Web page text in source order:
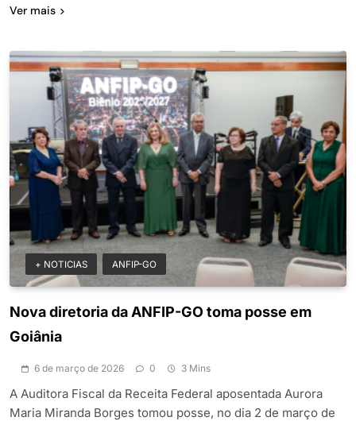
Ver mais
+ NOTICIAS ANFIP-GO
Nova diretoria da ANFIP-GO toma posse em
Goiânia
6 de março de 2026 0 3 Mins
A Auditora Fiscal da Receita Federal aposentada Aurora
Maria Miranda Borges tomou posse, no dia 2 de março de